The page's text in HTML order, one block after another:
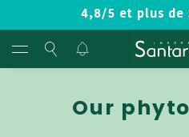
4,8/5 et plus de
Our